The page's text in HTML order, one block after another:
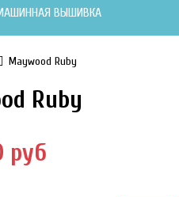
ВЫШИВКА
Maywood Ruby
Ruby
руб